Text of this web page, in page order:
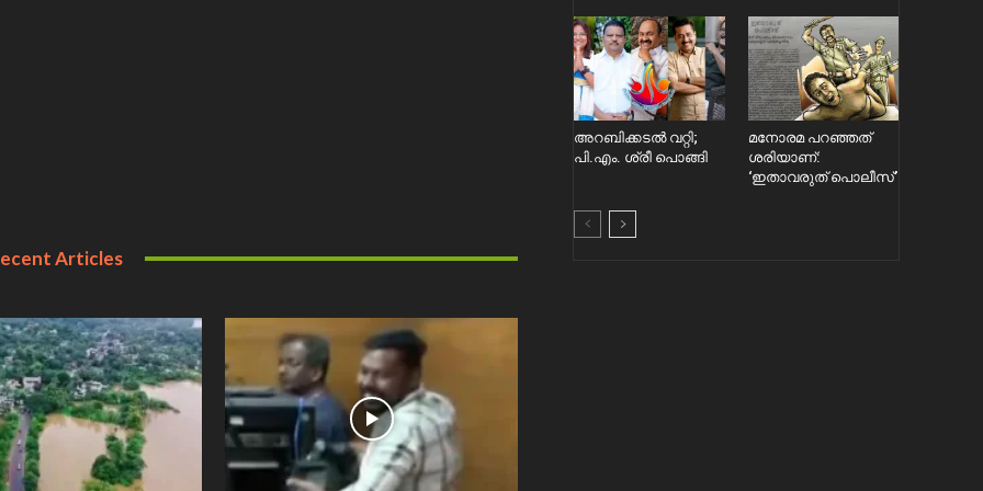
Articles
അറബിക്കടൽ വറ്റി;
പി.എം. ശ്രീ പൊങ്ങി
മനോരമ പറഞ്ഞത്
ശരിയാണ്:
‘ഇതാവരുത് പൊലീസ്’